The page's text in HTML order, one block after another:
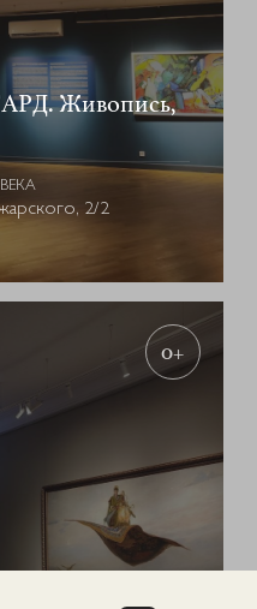
Живопись,
2/2
0+